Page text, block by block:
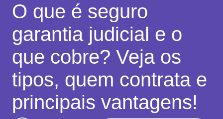
O que é seguro
garantia judicial e o
que cobre? Veja os
tipos, quem contrata e
principais vantagens!